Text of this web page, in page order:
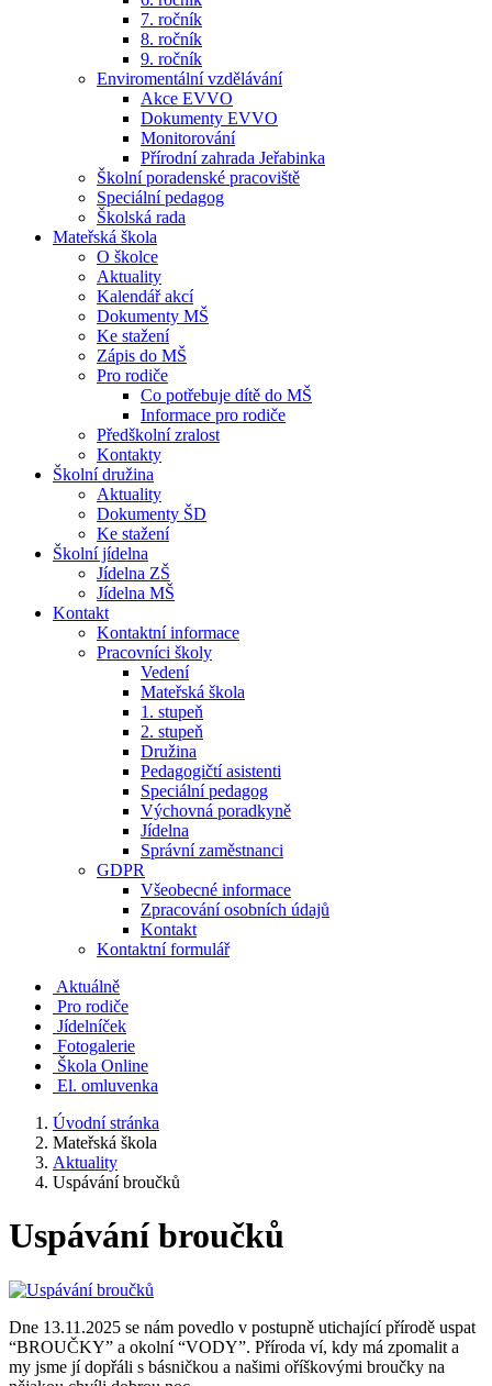
7. ročník
8. ročník
9. ročník
Enviromentální vzdělávání
Akce EVVO
Dokumenty EVVO
Monitorování
Přírodní zahrada Jeřabinka
Školní poradenské pracoviště
Speciální pedagog
Školská rada
Mateřská škola
O školce
Aktuality
Kalendář akcí
Dokumenty MŠ
Ke stažení
Zápis do MŠ
Pro rodiče
Co potřebuje dítě do MŠ
Informace pro rodiče
Předškolní zralost
Kontakty
Školní družina
Aktuality
Dokumenty ŠD
Ke stažení
Školní jídelna
Jídelna ZŠ
Jídelna MŠ
Kontakt
Kontaktní informace
Pracovníci školy
Vedení
Mateřská škola
1. stupeň
2. stupeň
Družina
Pedagogičtí asistenti
Speciální pedagog
Výchovná poradkyně
Jídelna
Správní zaměstnanci
GDPR
Všeobecné informace
Zpracování osobních údajů
Kontakt
Kontaktní formulář
Aktuálně
Pro rodiče
Jídelníček
Fotogalerie
Škola Online
El. omluvenka
Úvodní stránka
Mateřská škola
Aktuality
Uspávání broučků
Uspávání broučků
Dne 13.11.2025 se nám povedlo v postupně utichající přírodě uspat
“BROUČKY” a okolní “VODY”. Příroda ví, kdy má zpomalit a
my jsme jí dopřáli s básničkou a našimi oříškovými broučky na